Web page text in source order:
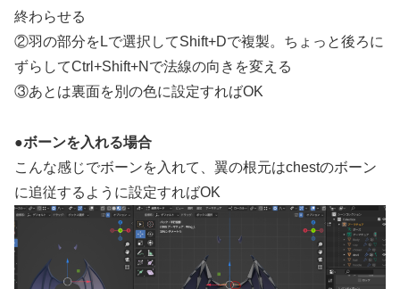
終わらせる
②羽の部分をLで選択してShift+Dで複製。ちょっと後ろに
ずらしてCtrl+Shift+Nで法線の向きを変える
③あとは裏面を別の色に設定すればOK
●ボーンを入れる場合
こんな感じでボーンを入れて、翼の根元はchestのボーン
に追従するように設定すればOK